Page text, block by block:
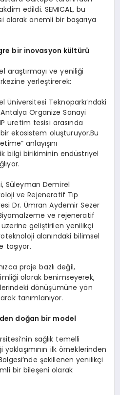
edildi. SEMICAL, bu
olarak önemli bir başarıya
bir inovasyon kültürü
araştırmayı ve yeniliği
yerleştirerek:
Teknoparkı’ndaki
Organize Sanayi
üretim tesisi arasında
ekosistem oluşturuyor.Bu
anlayışını
bilgi birikiminin endüstriyel
Süleyman Demirel
ve Rejeneratif Tıp
Dr. Ümran Aydemir Sezer
ve rejeneratif
geliştirilen yenilikçi
alanındaki bilimsel
taşıyor.
proje bazlı değil,
olarak benimseyerek,
dönüşümüne yön
tanımlanıyor.
doğan bir model
sağlık temelli
ilk örneklerinden
şekillenen yenilikçi
bir bileşeni olarak